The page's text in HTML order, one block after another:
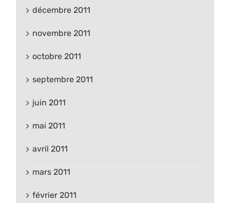
décembre 2011
novembre 2011
octobre 2011
septembre 2011
juin 2011
mai 2011
avril 2011
mars 2011
février 2011